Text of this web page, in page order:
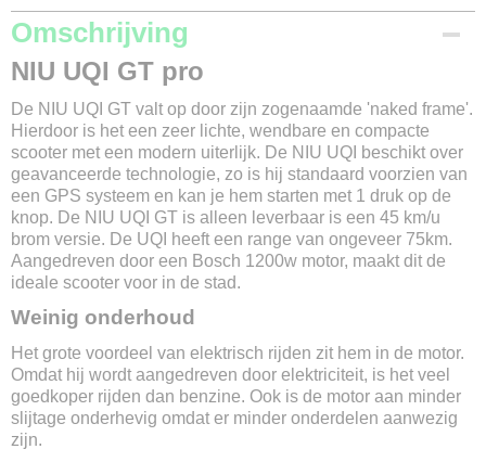
Merk
NIU
Model
Kleur
Blauw / Zwart / Antraciet
Max. snelheid
45 km/u
Gewicht
75 kg
Max. belasting
227 kg
Afmetingen
191 x 74 x 112
Actieradius
75 km
Soort accu
Lithium-ion
Accu capaciteit
Omschrijving
NIU UQI GT pro
De NIU UQI GT valt op door zijn zogenaamde 'naked frame'.
Hierdoor is het een zeer lichte, wendbare en compacte
scooter met een modern uiterlijk. De NIU UQI beschikt over
geavanceerde technologie, zo is hij standaard voorzien van
een GPS systeem en kan je hem starten met 1 druk op de
knop. De NIU UQI GT is alleen leverbaar is een 45 km/u
brom versie. De UQI heeft een range van ongeveer 75km.
Aangedreven door een Bosch 1200w motor, maakt dit de
ideale scooter voor in de stad.
Weinig onderhoud
Het grote voordeel van elektrisch rijden zit hem in de motor.
Omdat hij wordt aangedreven door elektriciteit, is het veel
goedkoper rijden dan benzine. Ook is de motor aan minder
slijtage onderhevig omdat er minder onderdelen aanwezig
zijn.